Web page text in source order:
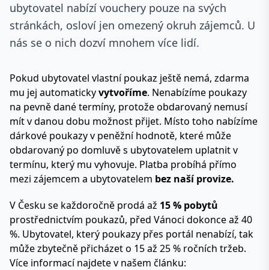
ubytovatel nabízí vouchery pouze na svých
stránkách, osloví jen omezený okruh zájemců. U
nás se o nich dozví mnohem více lidí.
Pokud ubytovatel vlastní poukaz ještě nemá, zdarma
mu jej automatickyvytvoříme. Nenabízíme poukazy
na pevně dané termíny, protože obdarovaný nemusí
mít v danou dobu možnost přijet. Místo toho nabízíme
dárkové poukazy v peněžní hodnotě, které může
obdarovaný po domluvě s ubytovatelem uplatnit v
termínu, který mu vyhovuje. Platba probíhá přímo
mezi zájemcem a ubytovatelem bez naší provize.
V Česku se každoročně prodá až 15 % pobytů
prostřednictvím poukazů, před Vánoci dokonce až 40
%. Ubytovatel, který poukazy přes portál nenabízí, tak
může zbytečně přicházet o 15 až 25 % ročních tržeb.
Více informací najdete v našem článku: